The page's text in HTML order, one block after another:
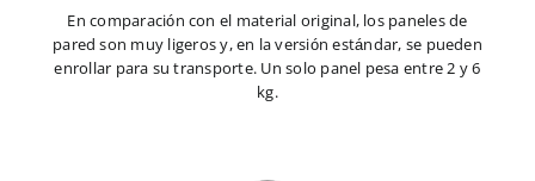
En comparación con el material original, los paneles de
pared son muy ligeros y, en la versión estándar, se pueden
enrollar para su transporte. Un solo panel pesa entre 2 y 6
kg.